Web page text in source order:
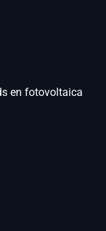
en fotovoltaica